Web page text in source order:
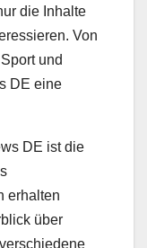
die Inhalte
Von
und
DE eine
DE ist die
erhalten
über